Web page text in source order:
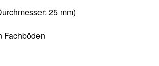
25 mm)
Fachböden